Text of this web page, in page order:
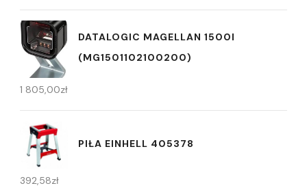
DATALOGIC MAGELLAN 1500I
(MG1501102100200)
1 805,00zł
PIŁA EINHELL 405378
392,58zł